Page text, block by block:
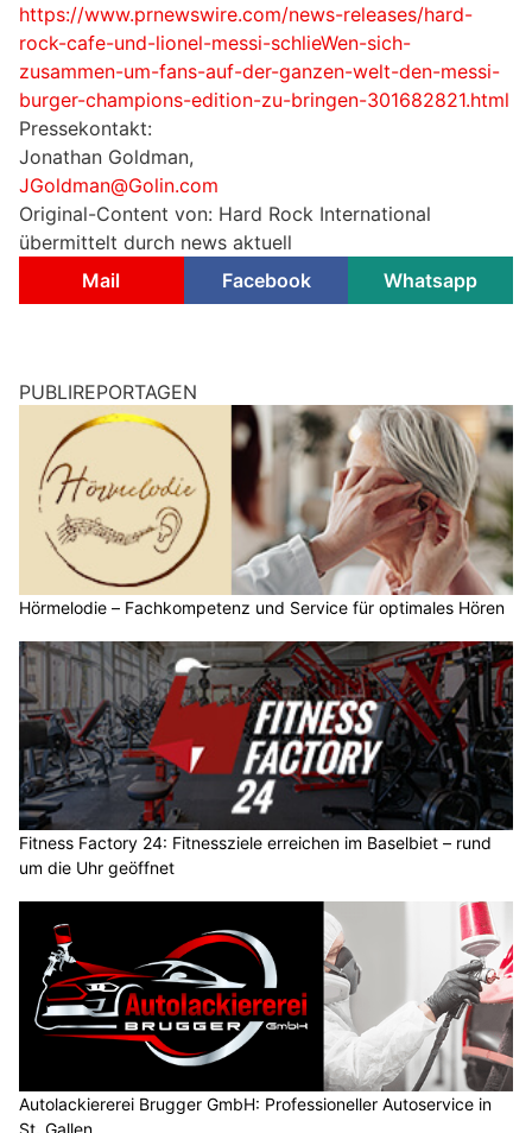
https://www.prnewswire.com/news-releases/hard-
rock-cafe-und-lionel-messi-schlieWen-sich-
zusammen-um-fans-auf-der-ganzen-welt-den-messi-
burger-champions-edition-zu-bringen-301682821.html
Pressekontakt:
Jonathan Goldman,
JGoldman@Golin.com
Original-Content von: Hard Rock International
übermittelt durch news aktuell
Mail
Facebook Whatsapp
PUBLIREPORTAGEN
Hörmelodie – Fachkompetenz und Service für optimales Hören
Fitness Factory 24: Fitnessziele erreichen im Baselbiet – rund
um die Uhr geöffnet
Autolackiererei Brugger GmbH: Professioneller Autoservice in
St. Gallen